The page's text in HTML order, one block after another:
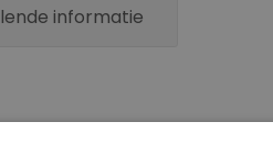
informatie